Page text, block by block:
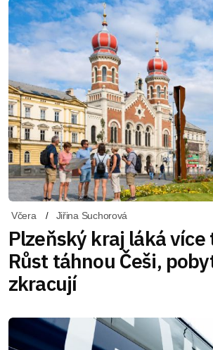
Včera Jiřina Suchorová
Plzeňský kraj láká
Růst táhnou Češi,
zkracují